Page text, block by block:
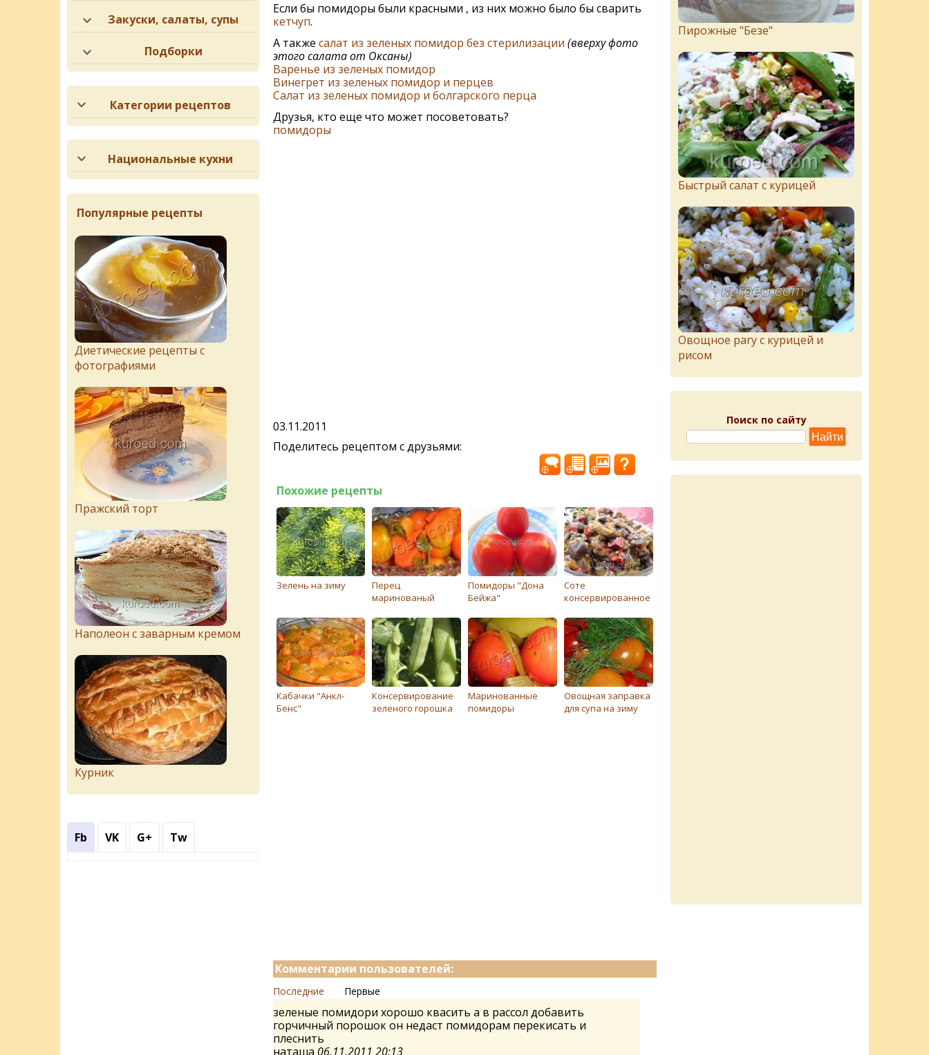
Если бы помидоры были красными , из них можно было бы сварить
кетчуп.
А также салат из зеленых помидор без стерилизации (вверху фото
этого салата от Оксаны)
Варенье из зеленых помидор
Винегрет из зеленых помидор и перцев
Салат из зеленых помидор и болгарского перца
Друзья, кто еще что может посоветовать?
помидоры
03.11.2011
Поделитесь рецептом с друзьями:
Похожие рецепты
Зелень на зиму
Перец
маринованый
Помидоры "Дона
Бейжа"
Соте
консервированное
Кабачки "Анкл-
Бенс"
Консервирование
зеленого горошка
Маринованные
помидоры
Овощная заправка
для супа на зиму
Комментарии пользователей:
Последние Первые
зеленые помидори хорошо квасить а в рассол добавить
горчичный порошок он недаст помидорам перекисать и
плеснить
наташа 06.11.2011 20:13
Закуски, салаты, супы
Подборки
Категории рецептов
Национальные кухни
Популярные рецепты
Диетические рецепты с
фотографиями
Пражский торт
Наполеон с заварным кремом
Курник
Fb VK G+ Tw
Пирожныe "Бeзe"
Быстрый салат с курицей
Овощное рагу с курицей и
рисом
Поиск по сайту